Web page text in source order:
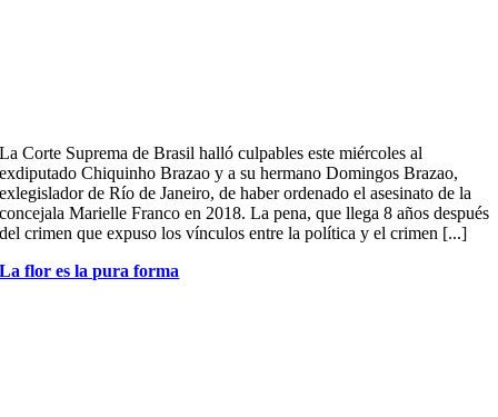
La Corte Suprema de Brasil halló culpables este miércoles al
exdiputado Chiquinho Brazao y a su hermano Domingos Brazao,
exlegislador de Río de Janeiro, de haber ordenado el asesinato de la
concejala Marielle Franco en 2018. La pena, que llega 8 años después
del crimen que expuso los vínculos entre la política y el crimen [...]
La flor es la pura forma